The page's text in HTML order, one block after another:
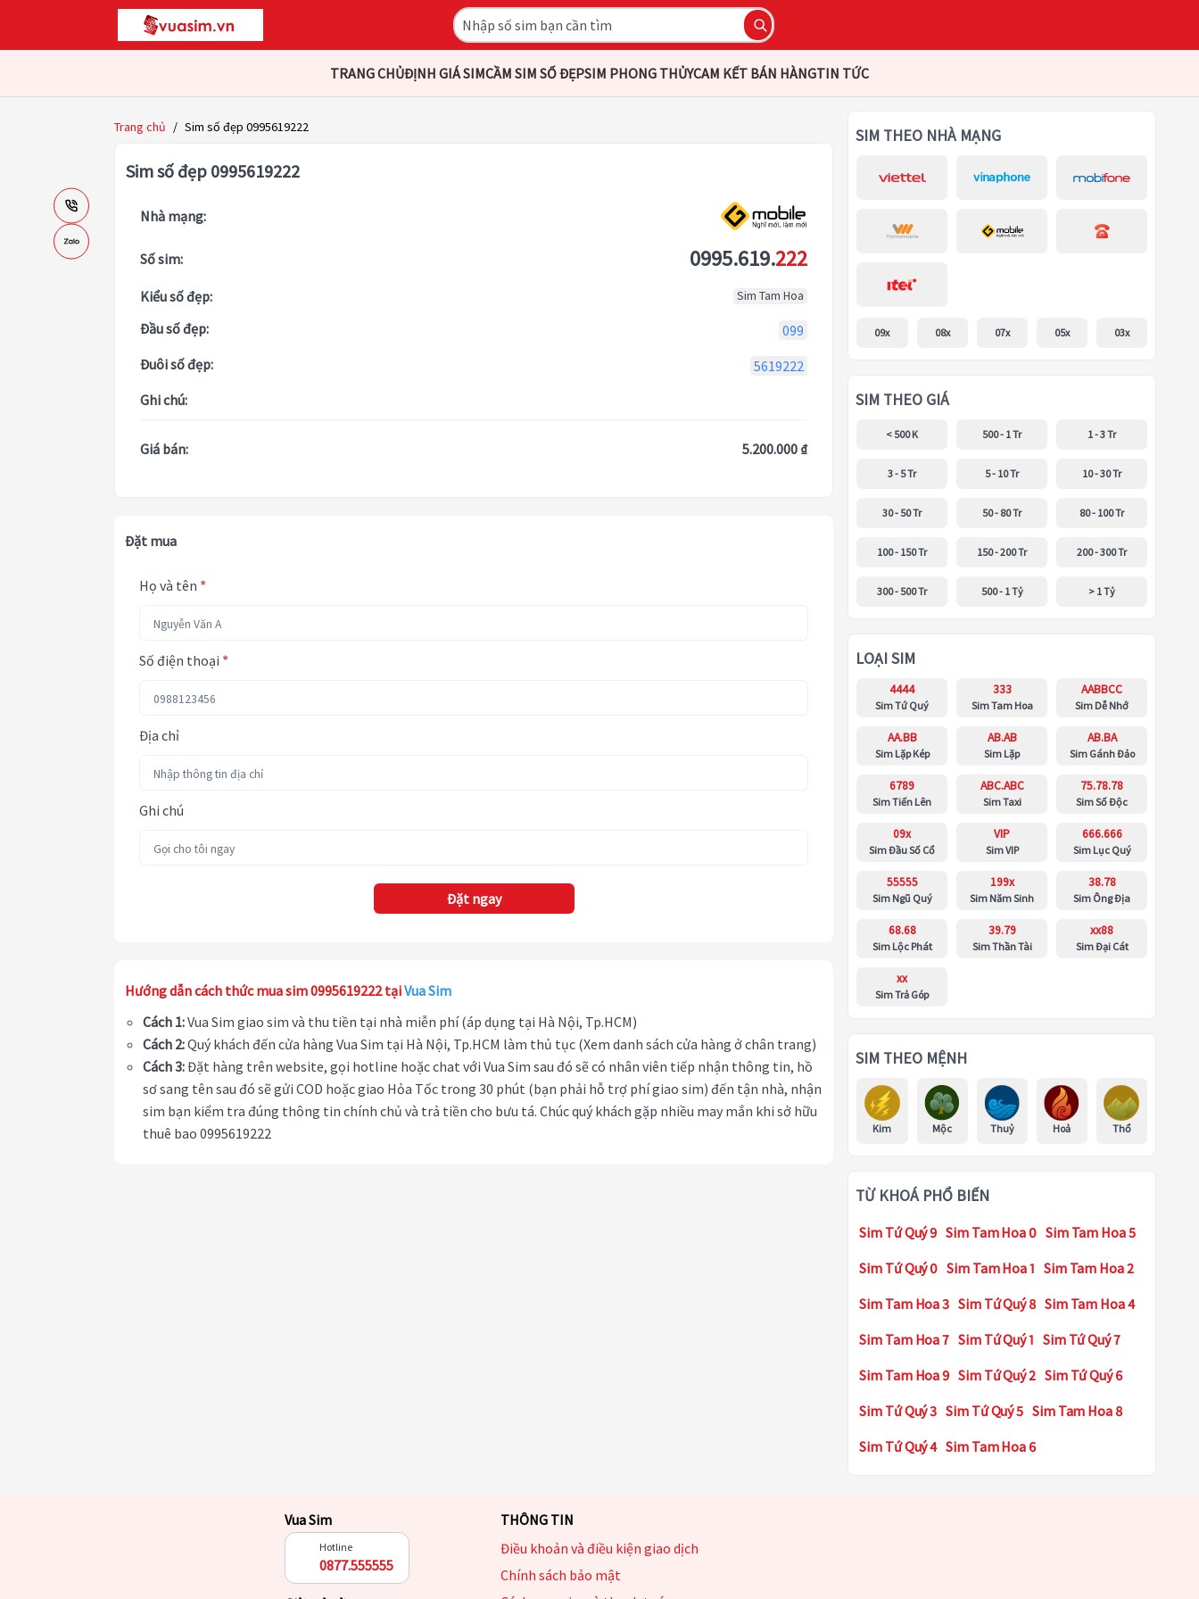
TRANG CHỦĐỊNH GIÁ SIMCẦM SIM SỐ ĐẸPSIM PHONG THỦYCAM KẾT BÁN HÀNGTIN TỨC
Trang chủ / Sim số đẹp 0995619222
Sim số đẹp 0995619222
Nhà mạng:
Số sim: 0995.619.222
Kiểu số đẹp: Sim Tam Hoa
Đầu số đẹp:
099
Đuôi số đẹp:
5619222
Ghi chú:
Giá bán: 5.200.000 ₫
Đặt mua
Họ và tên *
Số điện thoại *
Địa chỉ
Ghi chú
Đặt ngay
Hướng dẫn cách thức mua sim 0995619222 tạiVua Sim
Cách 1:Vua Sim giao sim và thu tiền tại nhà miễn phí (áp dụng tại Hà Nội, Tp.HCM)
Cách 2:Quý khách đến cửa hàng Vua Sim tại Hà Nội, Tp.HCM làm thủ tục (Xem danh sách cửa hàng ở chân trang)
Cách 3:Đặt hàng trên website, gọi hotline hoặc chat với Vua Sim sau đó sẽ có nhân viên tiếp nhận thông tin, hồ
sơ sang tên sau đó sẽ gửi COD hoặc giao Hỏa Tốc trong 30 phút (bạn phải hỗ trợ phí giao sim) đến tận nhà, nhận
sim bạn kiểm tra đúng thông tin chính chủ và trả tiền cho bưu tá. Chúc quý khách gặp nhiều may mắn khi sở hữu
thuê bao 0995619222
SIM THEO NHÀ MẠNG
09x 08x 07x 05x 03x
SIM THEO GIÁ
< 500 K 500 - 1 Tr 1 - 3 Tr
3 - 5 Tr 5 - 10 Tr 10 - 30 Tr
30 - 50 Tr 50 - 80 Tr 80 - 100 Tr
100 - 150 Tr 150 - 200 Tr 200 - 300 Tr
300 - 500 Tr 500 - 1 Tỷ > 1 Tỷ
LOẠI SIM
4444
Sim Tứ Quý
333
Sim Tam Hoa
AABBCC
Sim Dễ Nhớ
AA.BB
Sim Lặp Kép
AB.AB
Sim Lặp
AB.BA
Sim Gánh Đảo
6789
Sim Tiến Lên
ABC.ABC
Sim Taxi
75.78.78
Sim Số Độc
09x
Sim Đầu Số Cổ
VIP
Sim VIP
666.666
Sim Lục Quý
55555
Sim Ngũ Quý
199x
Sim Năm Sinh
38.78
Sim Ông Địa
68.68
Sim Lộc Phát
39.79
Sim Thần Tài
xx88
Sim Đại Cát
xx
Sim Trả Góp
SIM THEO MỆNH
Kim Mộc Thuỷ Hoả Thổ
TỪ KHOÁ PHỔ BIẾN
Sim Tứ Quý 9 Sim Tam Hoa 0 Sim Tam Hoa 5
Sim Tứ Quý 0 Sim Tam Hoa 1 Sim Tam Hoa 2
Sim Tam Hoa 3 Sim Tứ Quý 8 Sim Tam Hoa 4
Sim Tam Hoa 7 Sim Tứ Quý 1 Sim Tứ Quý 7
Sim Tam Hoa 9 Sim Tứ Quý 2 Sim Tứ Quý 6
Sim Tứ Quý 3 Sim Tứ Quý 5 Sim Tam Hoa 8
Sim Tứ Quý 4 Sim Tam Hoa 6
Vua Sim
Hotline
0877.555555
THÔNG TIN
Điều khoản và điều kiện giao dịch
Chính sách bảo mật